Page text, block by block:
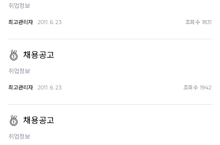
취업정보
최고관리자 2011. 6. 23 조회수 1831
채용공고
취업정보
최고관리자 2011. 6. 23 조회수 1942
채용공고
취업정보